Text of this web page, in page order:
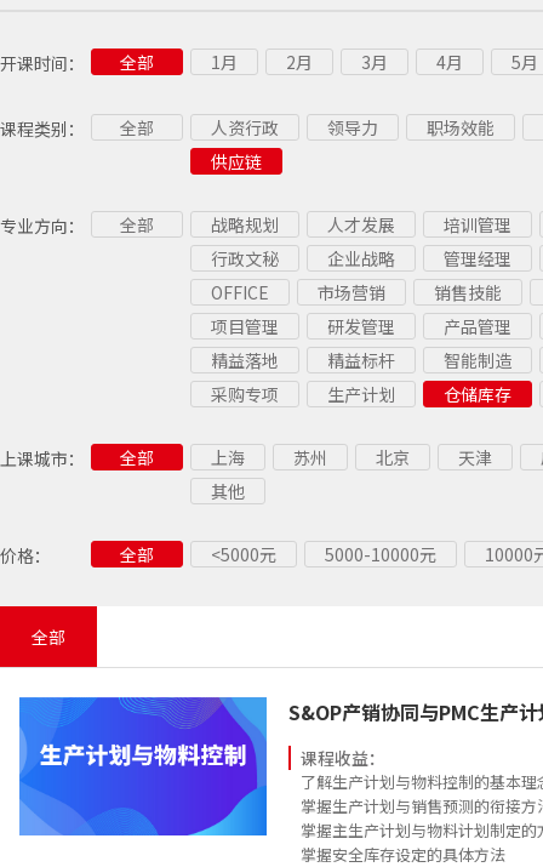
开课时间： 全部 1月 2月 3月 4月 5月
课程类别： 全部 人资行政 领导力
职场效能
供应链
专业方向： 全部 战略规划 人才发展
培训管理
行政文秘
企业战略
管理经理
OFFICE
市场营销
销售技能
项目管理
研发管理
产品管理
精益落地
精益标杆
智能制造
采购专项
生产计划 仓储库存
上课城市： 全部 上海 苏州 北京 天津
其他
价格： 全部 <5000元 5000-10000元 10000
全部
S&OP产销协同与PMC生产
课程收益：
了解生产计划与物料控制的基本理
掌握生产计划与销售预测的衔接方
掌握主生产计划与物料计划制定的
掌握安全库存设定的具体方法